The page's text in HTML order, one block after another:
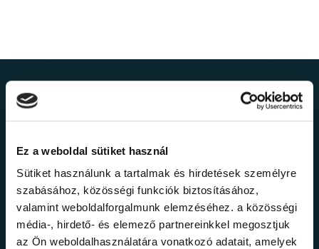
Ez a weboldal sütiket használ
Sütiket használunk a tartalmak és hirdetések személyre
szabásához, közösségi funkciók biztosításához,
valamint weboldalforgalmunk elemzéséhez. a közösségi
média-, hirdető- és elemező partnereinkkel megosztjuk
az Ön weboldalhasználatára vonatkozó adatait, amelyek
Ne maradj le a
legfrissebb
információkról!
Értesülj elsőként legújabb tanfolyamainkról,
legfrissebb híreinkről és időszakos
promócióinkról.